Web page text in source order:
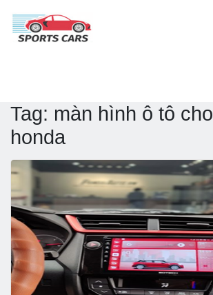
Tag: màn hình ô tô
honda